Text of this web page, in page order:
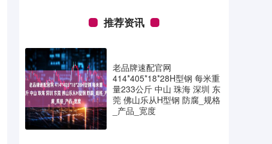
推荐资讯
老品牌速配官网
414*405*18*28H型钢 每米重
量233公斤 中山 珠海 深圳 东
莞 佛山乐从H型钢 防腐_规格
_产品_宽度